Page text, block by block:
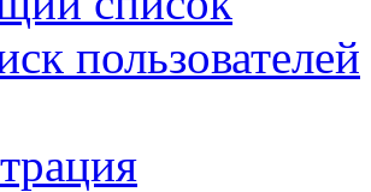
пользователей